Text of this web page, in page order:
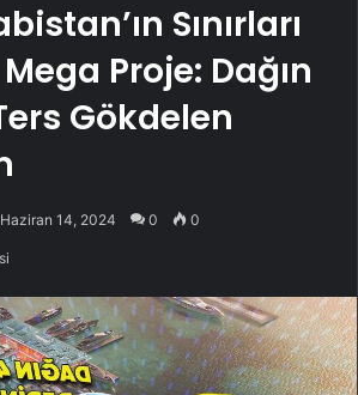
Sınırları
Mega Proje: Dağın
Gökdelen
Haziran 14, 2024 0 0